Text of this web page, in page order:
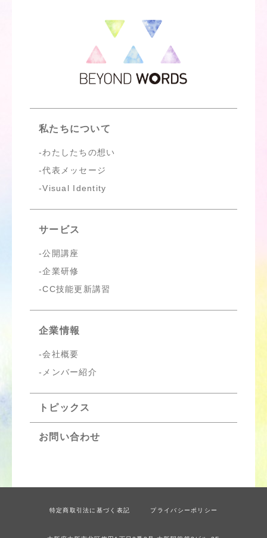
私たちについて
わたしたちの想い
代表メッセージ
Visual Identity
サービス
公開講座
企業研修
CC技能更新講習
企業情報
会社概要
メンバー紹介
トピックス
お問い合わせ
特定商取引法に基づく表記 プライバシーポリシー